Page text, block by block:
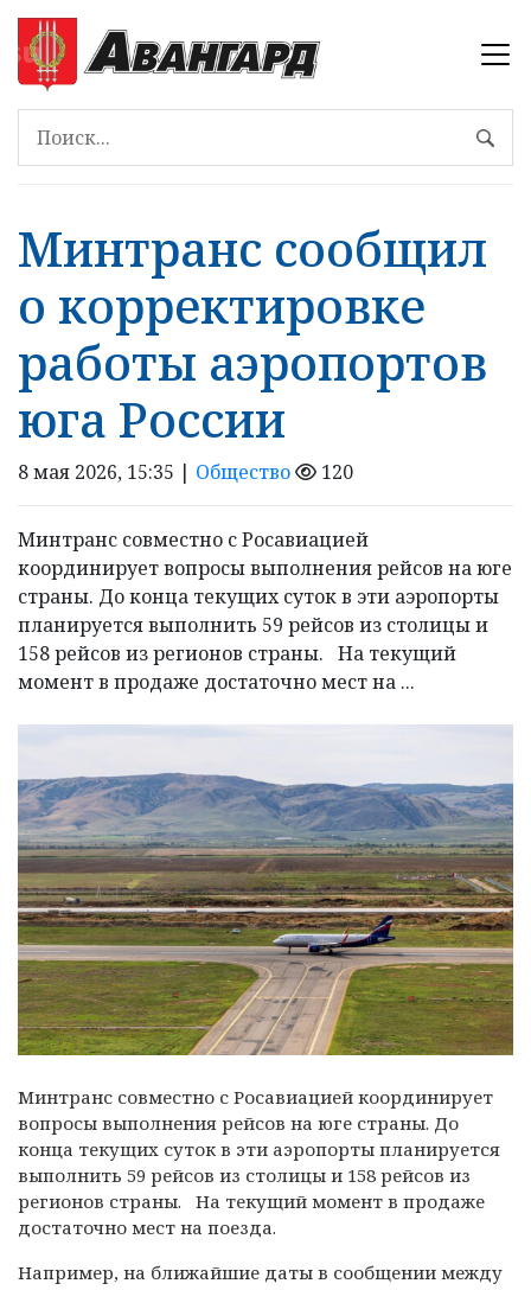
Минтранс сообщил
о корректировке
работы аэропортов
юга России
8 мая 2026, 15:35 | Общество 120
Минтранс совместно с Росавиацией
координирует вопросы выполнения рейсов на юге
страны. До конца текущих суток в эти аэропорты
планируется выполнить 59 рейсов из столицы и
158 рейсов из регионов страны. На текущий
момент в продаже достаточно мест на ...
Минтранс совместно с Росавиацией координирует
вопросы выполнения рейсов на юге страны. До
конца текущих суток в эти аэропорты планируется
выполнить 59 рейсов из столицы и 158 рейсов из
регионов страны. На текущий момент в продаже
достаточно мест на поезда.
Например, на ближайшие даты в сообщении между